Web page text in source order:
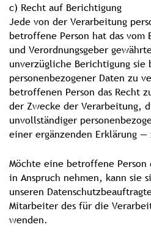
c) Recht auf Berichtigung
Jede von der Verarbeitung
betroffene Person hat das vom
und Verordnungsgeber
unverzügliche Berichtigung
personenbezogener Daten zu
betroffenen Person das Recht
der Zwecke der Verarbeitung,
unvollständiger
einer ergänzenden Erklärung —
Möchte eine betroffene Person
in Anspruch nehmen, kann sie
unseren
Mitarbeiter des für die
wenden.